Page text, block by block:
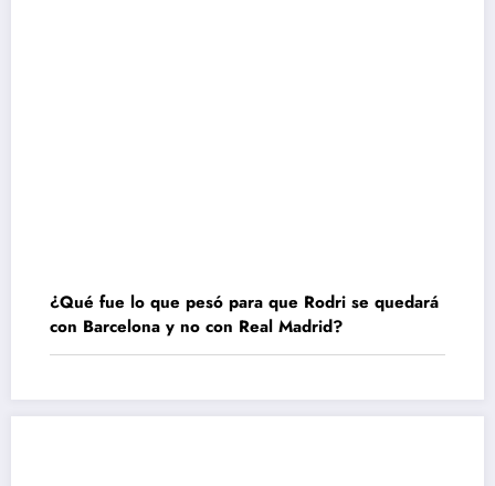
¿Qué fue lo que pesó para que Rodri se quedará
con Barcelona y no con Real Madrid?